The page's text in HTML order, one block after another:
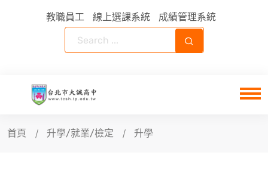
教職員工 線上選課系統 成績管理系統
首頁 升學/就業/檢定 升學